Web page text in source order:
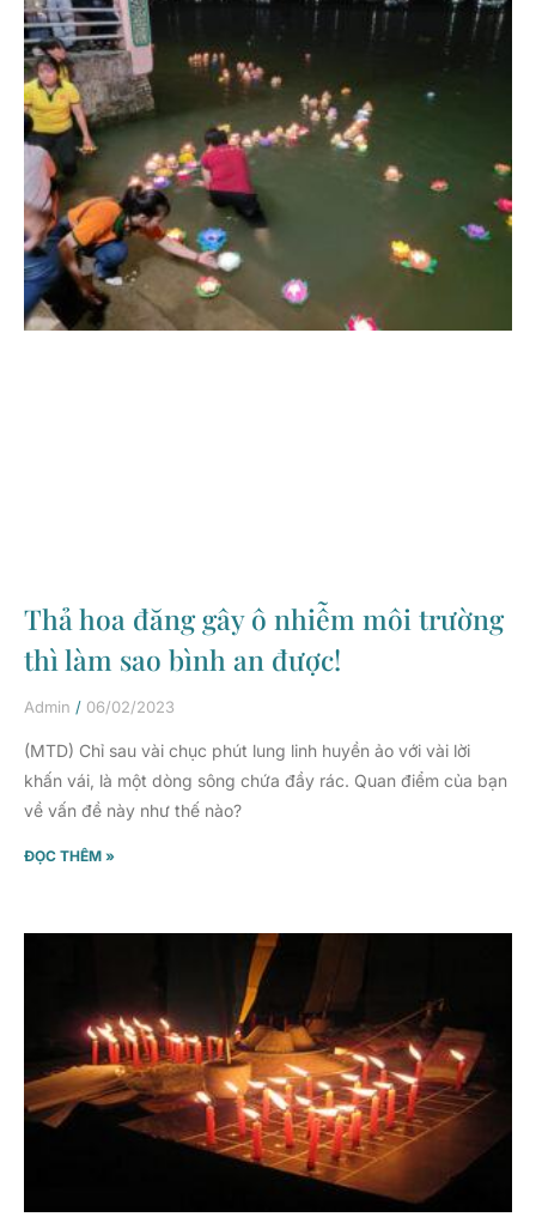
Thả hoa đăng gây ô nhiễm môi trường
thì làm sao bình an được!
Admin 06/02/2023
(MTD) Chỉ sau vài chục phút lung linh huyền ảo với vài lời
khấn vái, là một dòng sông chứa đầy rác. Quan điểm của bạn
về vấn đề này như thế nào?
ĐỌC THÊM »